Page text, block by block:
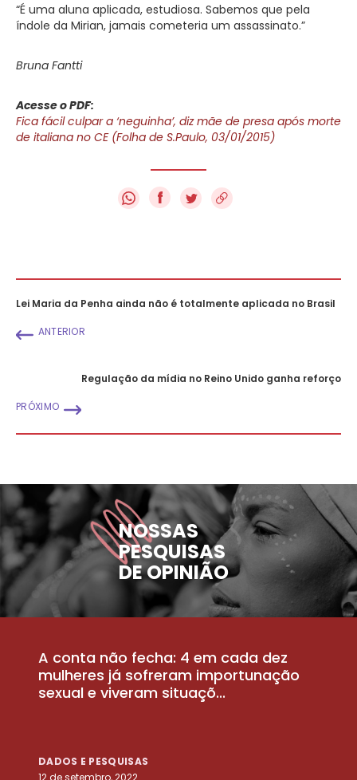
“É uma aluna aplicada, estudiosa. Sabemos que pela
índole da Mirian, jamais cometeria um assassinato.”
Bruna Fantti
Acesse o PDF:
Fica fácil culpar a ‘neguinha’, diz mãe de presa após morte
de italiana no CE (Folha de S.Paulo, 03/01/2015)
f
Lei Maria da Penha ainda não é totalmente aplicada no Brasil
ANTERIOR
Regulação da mídia no Reino Unido ganha reforço
PRÓXIMO
NOSSAS
PESQUISAS
DE OPINIÃO
A conta não fecha: 4 em cada dez
mulheres já sofreram importunação
sexual e viveram situaçõ...
DADOS E PESQUISAS
12 de setembro, 2022